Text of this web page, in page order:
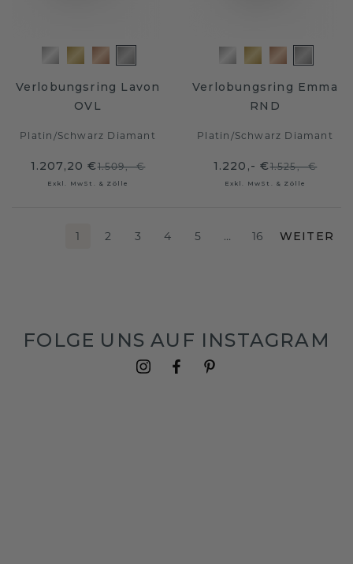
Verlobungsring Lavon
OVL
Platin /Schwarz Diamant
1.207,20 €1.509,- €
Exkl. MwSt. & Zölle
Verlobungsring Emma
RND
Platin /Schwarz Diamant
1.220,- €1.525,- €
Exkl. MwSt. & Zölle
1 2 3 4 5 … 16 WEITER
FOLGE UNS AUF INSTAGRAM